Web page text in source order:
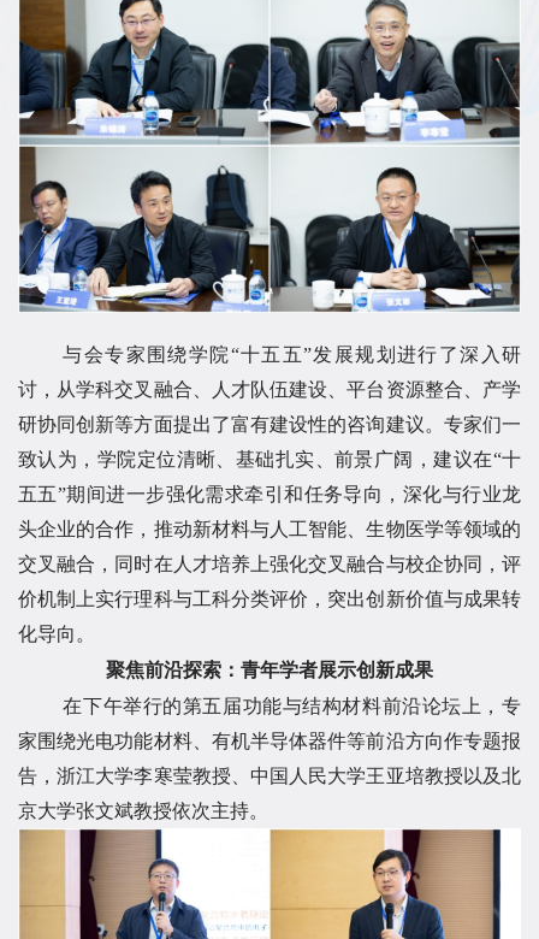
与会专家围绕学院“十五五”发展规划进行了深入研
讨，从学科交叉融合、人才队伍建设、平台资源整合、产学
研协同创新等方面提出了富有建设性的咨询建议。专家们一
致认为，学院定位清晰、基础扎实、前景广阔，建议在“十
五五”期间进一步强化需求牵引和任务导向，深化与行业龙
头企业的合作，推动新材料与人工智能、生物医学等领域的
交叉融合，同时在人才培养上强化交叉融合与校企协同，评
价机制上实行理科与工科分类评价，突出创新价值与成果转
化导向。
聚焦前沿探索：青年学者展示创新成果
在下午举行的第五届功能与结构材料前沿论坛上，专
家围绕光电功能材料、有机半导体器件等前沿方向作专题报
告，浙江大学李寒莹教授、中国人民大学王亚培教授以及北
京大学张文斌教授依次主持。